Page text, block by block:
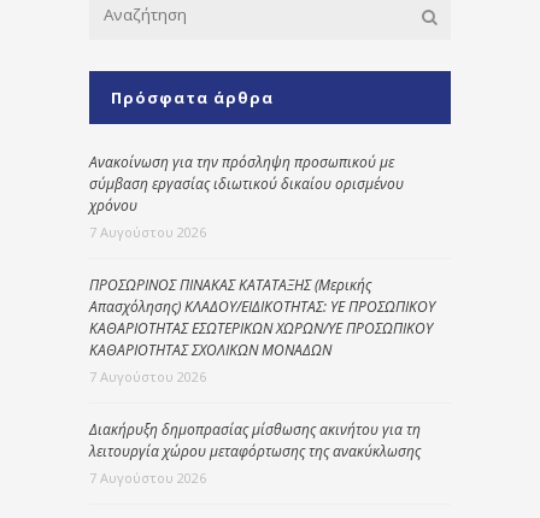
Πρόσφατα άρθρα
Ανακοίνωση για την πρόσληψη προσωπικού με
σύμβαση εργασίας ιδιωτικού δικαίου ορισμένου
χρόνου
7 Αυγούστου 2026
ΠΡΟΣΩΡΙΝΟΣ ΠΙΝΑΚΑΣ ΚΑΤΑΤΑΞΗΣ (Μερικής
Απασχόλησης) ΚΛΑΔΟΥ/ΕΙΔΙΚΟΤΗΤΑΣ: ΥΕ ΠΡΟΣΩΠΙΚΟΥ
ΚΑΘΑΡΙΟΤΗΤΑΣ ΕΣΩΤΕΡΙΚΩΝ ΧΩΡΩΝ/ΥΕ ΠΡΟΣΩΠΙΚΟΥ
ΚΑΘΑΡΙΟΤΗΤΑΣ ΣΧΟΛΙΚΩΝ ΜΟΝΑΔΩΝ
7 Αυγούστου 2026
Διακήρυξη δημοπρασίας μίσθωσης ακινήτου για τη
λειτουργία χώρου μεταφόρτωσης της ανακύκλωσης
7 Αυγούστου 2026